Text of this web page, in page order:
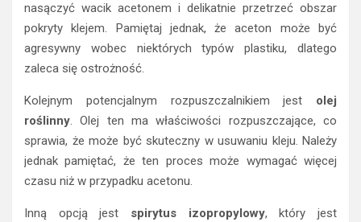
nasączyć wacik acetonem i delikatnie przetrzeć obszar
pokryty klejem. Pamiętaj jednak, że aceton może być
agresywny wobec niektórych typów plastiku, dlatego
zaleca się ostrożność.
Kolejnym potencjalnym rozpuszczalnikiem jest olej
roślinny. Olej ten ma właściwości rozpuszczające, co
sprawia, że może być skuteczny w usuwaniu kleju. Należy
jednak pamiętać, że ten proces może wymagać więcej
czasu niż w przypadku acetonu.
Inną opcją jest spirytus izopropylowy, który jest